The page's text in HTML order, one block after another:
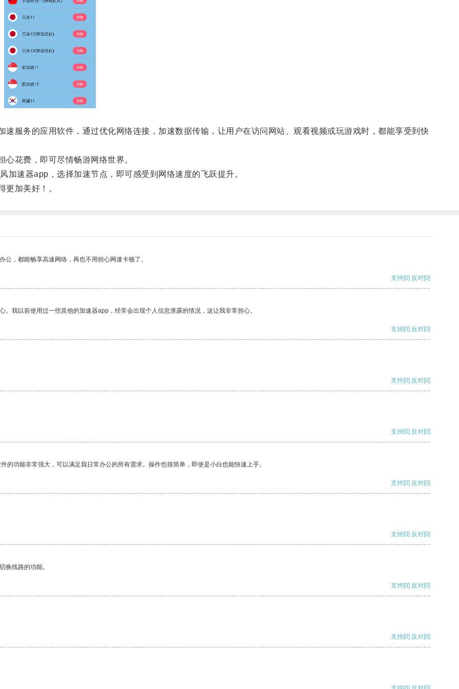
务的应用软件，通过优化网络连接，加速数据传输，让用户在访问网站、观看视频或玩游戏时，都能享受到快
花费，即可尽情畅游网络世界。
速器app，选择加速节点，即可感受到网络速度的飞跃提升。
加美好！。
，都能畅享高速网络，再也不用担心网速卡顿了。
支持[0] 反对[0]
我以前使用过一些其他的加速器app，经常会出现个人信息泄露的情况，这让我非常担心。
支持[0] 反对[0]
支持[0] 反对[0]
支持[0] 反对[0]
功能非常强大，可以满足我日常办公的所有需求。操作也很简单，即使是小白也能快速上手。
支持[0] 反对[0]
支持[0] 反对[0]
换线路的功能。
支持[0] 反对[0]
支持[0] 反对[0]